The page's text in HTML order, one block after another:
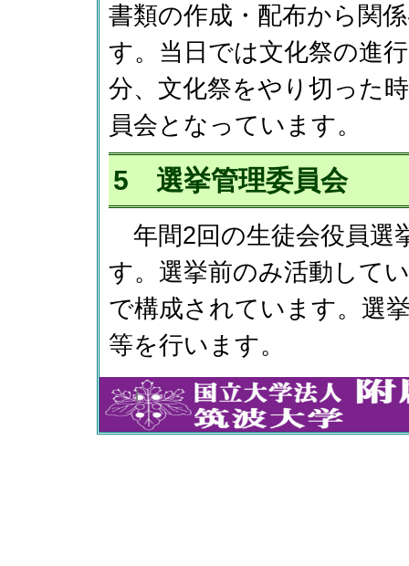
書類の作成・配布から関
す。当日では文化祭の進
分、文化祭をやり切った
員会となっています。
5 選挙管理委員会
年間2回の生徒会役員選
す。選挙前のみ活動して
で構成されています。選
等を行います。